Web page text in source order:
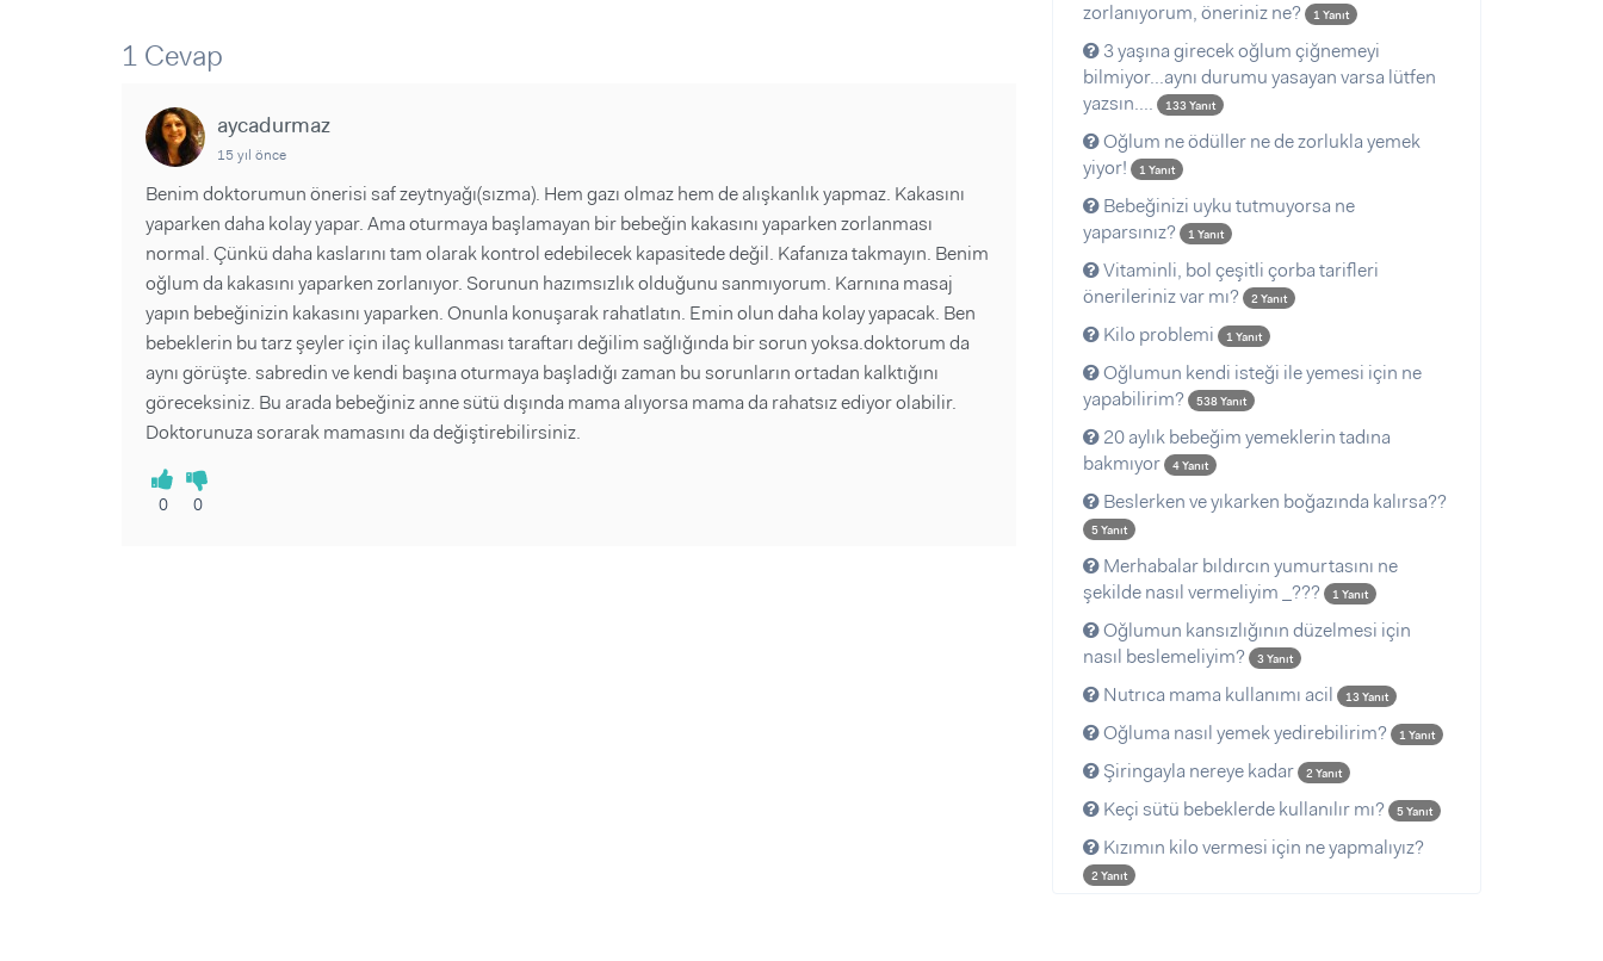
Videolar
1 Cevap
aycadurmaz
15 yıl önce
Benim doktorumun önerisi saf zeytnyağı(sızma). Hem gazı olmaz hem de alışkanlık yapmaz. Kakasını
yaparken daha kolay yapar. Ama oturmaya başlamayan bir bebeğin kakasını yaparken zorlanması
normal. Çünkü daha kaslarını tam olarak kontrol edebilecek kapasitede değil. Kafanıza takmayın. Benim
oğlum da kakasını yaparken zorlanıyor. Sorunun hazımsızlık olduğunu sanmıyorum. Karnına masaj
yapın bebeğinizin kakasını yaparken. Onunla konuşarak rahatlatın. Emin olun daha kolay yapacak. Ben
bebeklerin bu tarz şeyler için ilaç kullanması taraftarı değilim sağlığında bir sorun yoksa.doktorum da
aynı görüşte. sabredin ve kendi başına oturmaya başladığı zaman bu sorunların ortadan kalktığını
göreceksiniz. Bu arada bebeğiniz anne sütü dışında mama alıyorsa mama da rahatsız ediyor olabilir.
Doktorunuza sorarak mamasını da değiştirebilirsiniz.
0 0
zorlanıyorum, öneriniz ne?
1 Yanıt
3 yaşına girecek oğlum çiğnemeyi
bilmiyor...aynı durumu yasayan varsa lütfen
yazsın....
133 Yanıt
Oğlum ne ödüller ne de zorlukla yemek
yiyor!
1 Yanıt
Bebeğinizi uyku tutmuyorsa ne
yaparsınız?
1 Yanıt
Vitaminli, bol çeşitli çorba tarifleri
önerileriniz var mı?
2 Yanıt
Kilo problemi 1 Yanıt
Oğlumun kendi isteği ile yemesi için ne
yapabilirim?
538 Yanıt
20 aylık bebeğim yemeklerin tadına
bakmıyor
4 Yanıt
Beslerken ve yıkarken boğazında kalırsa??
5 Yanıt
Merhabalar bıldırcın yumurtasını ne
şekilde nasıl vermeliyim _???
1 Yanıt
Oğlumun kansızlığının düzelmesi için
nasıl beslemeliyim?
3 Yanıt
Nutrıca mama kullanımı acil 13 Yanıt
Oğluma nasıl yemek yedirebilirim? 1 Yanıt
Şiringayla nereye kadar 2 Yanıt
Keçi sütü bebeklerde kullanılır mı? 5 Yanıt
Kızımın kilo vermesi için ne yapmalıyız?
2 Yanıt